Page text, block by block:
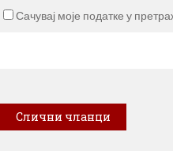
Сачувај моје податке у
Слични чланци